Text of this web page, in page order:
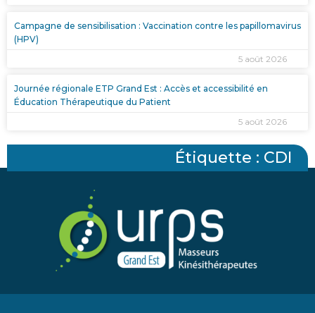
Campagne de sensibilisation : Vaccination contre les papillomavirus
(HPV)
5 août 2026
Journée régionale ETP Grand Est : Accès et accessibilité en
Éducation Thérapeutique du Patient
5 août 2026
Étiquette : CDI